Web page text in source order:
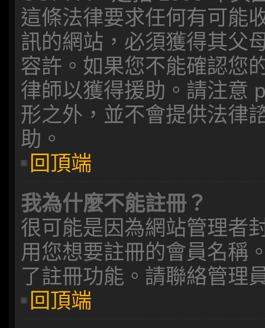
這條法律要求任何有可能
訊的網站，必須獲得其父
容許。如果您不能確認您
律師以獲得援助。請注意
形之外，並不會提供法律
助。
回頂端
我為什麼不能註冊？
很可能是因為網站管理者
用您想要註冊的會員名稱
了註冊功能。請聯絡管理
回頂端